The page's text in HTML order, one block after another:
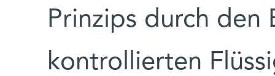
Prinzips durch den
kontrollierten